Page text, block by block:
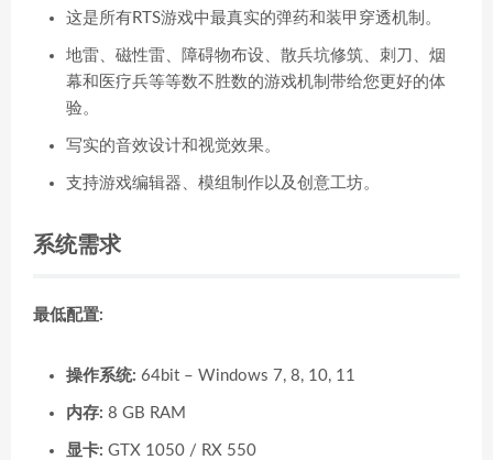
这是所有RTS游戏中最真实的弹药和装甲穿透机制。
地雷、磁性雷、障碍物布设、散兵坑修筑、刺刀、烟
幕和医疗兵等等数不胜数的游戏机制带给您更好的体
验。
写实的音效设计和视觉效果。
支持游戏编辑器、模组制作以及创意工坊。
系统需求
最低配置:
操作系统: 64bit – Windows 7, 8, 10, 11
内存: 8 GB RAM
显卡: GTX 1050 / RX 550